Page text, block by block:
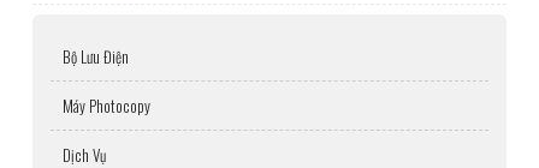
Bộ Lưu Điện
Máy Photocopy
Dịch Vụ